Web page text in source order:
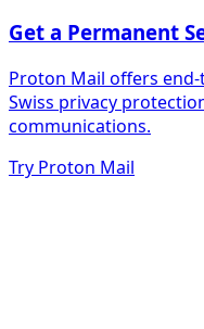
Get a Permanent
Proton Mail offers
Swiss privacy
communications.
Try Proton Mail